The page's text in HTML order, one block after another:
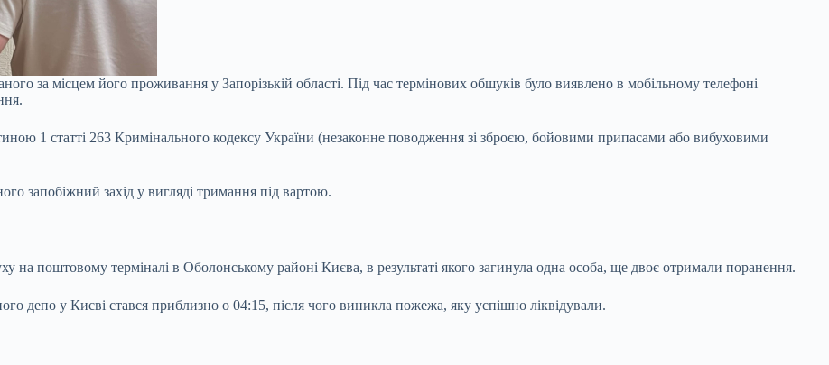
за місцем його проживання у Запорізькій області. Під час термінових обшуків було виявлено в мобільному телефоні
1 статті 263 Кримінального кодексу України (незаконне поводження зі зброєю, бойовими припасами або вибуховими
запобіжний захід у вигляді тримання під вартою.
на поштовому терміналі в Оболонському районі Києва, в результаті якого загинула одна особа, ще двоє отримали поранення.
депо у Києві стався приблизно о 04:15, після чого виникла пожежа, яку успішно ліквідували.